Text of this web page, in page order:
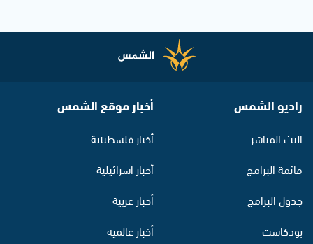
راديو الشمس
البث المباشر
قائمة البرامج
جدول البرامج
بودكاست
أخبار موقع الشمس
أخبار فلسطينية
أخبار اسرائيلية
أخبار عربية
أخبار عالمية